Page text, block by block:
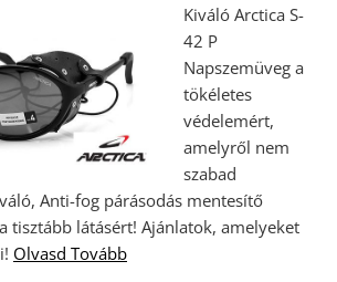
Kiváló Arctica S-
42 P
Napszemüveg a
tökéletes
védelemért,
amelyről nem
szabad
Anti-fog párásodás mentesítő
tisztább látásért! Ajánlatok, amelyeket
Olvasd Tovább